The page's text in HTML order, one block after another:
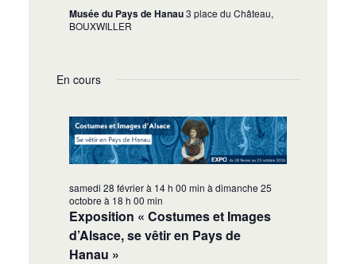
Musée du Pays de Hanau3 place du Château,
BOUXWILLER
En cours
Exposition « Costumes et Images
d’Alsace, se vêtir en Pays de
Hanau »
samedi 28 février à 14 h 00 min àdimanche 25
octobre à 18 h 00 min